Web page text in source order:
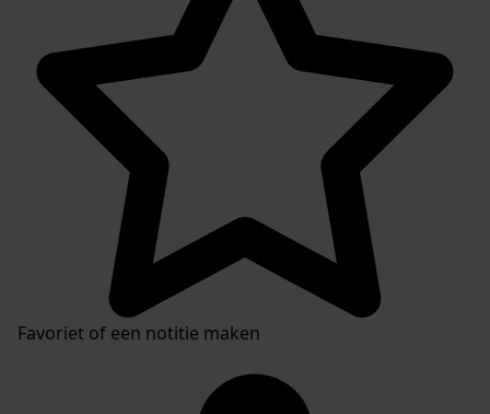
Favoriet of een notitie maken